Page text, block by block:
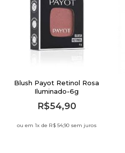
Blush Payot Retinol Rosa
Iluminado-6g
R$54,90
ou em 1x de R$ 54,90 sem juros